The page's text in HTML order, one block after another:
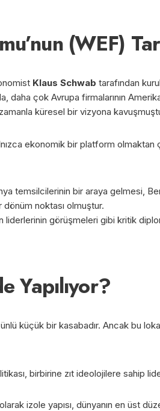
(WEF)
Klaus Schwab tarafından
daha çok Avrupa firmalarının
küresel bir vizyona
ekonomik bir platform olmaktan
temsilcilerinin bir araya gelmesi,
dönüm noktası olmuştur.
liderlerinin görüşmeleri gibi kritik
Yapılıyor?
küçük bir kasabadır. Ancak bu
birbirine zıt ideolojilere sahip
izole yapısı, dünyanın en üst